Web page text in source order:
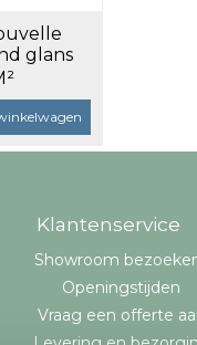
glans
Klantenservice
Showroom
Openingstijden
Vraag een offerte